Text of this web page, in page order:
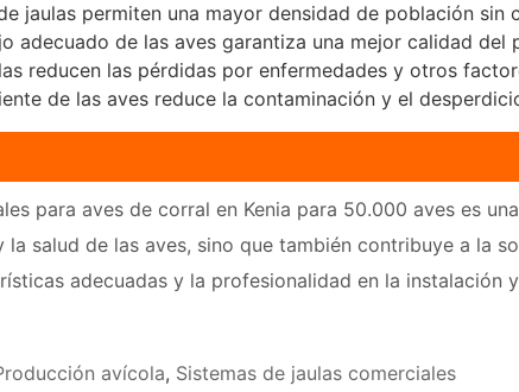
jaulas permiten una mayor densidad de población sin
adecuado de las aves garantiza una mejor calidad del
reducen las pérdidas por enfermedades y otros
de las aves reduce la contaminación y el
para aves de corral en Kenia para 50.000 aves es
salud de las aves, sino que también contribuye a la
adecuadas y la profesionalidad en la instalación
avícola, Sistemas de jaulas comerciales